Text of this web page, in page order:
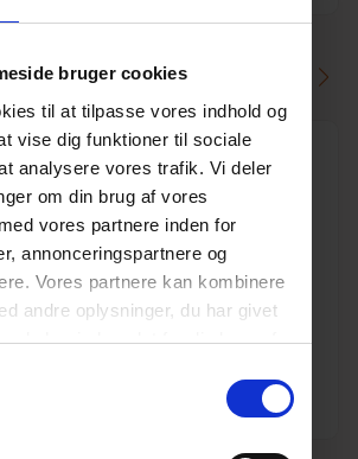
bruger cookies
til at tilpasse vores indhold og
vise dig funktioner til sociale
analysere vores trafik. Vi deler
om din brug af vores
vores partnere inden for
annonceringspartnere og
Vores partnere kan kombinere
andre oplysninger, du har givet
de har indsamlet fra din brug af
også bruge
kloak grenrør